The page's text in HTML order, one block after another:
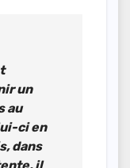
un
au
ci en
dans